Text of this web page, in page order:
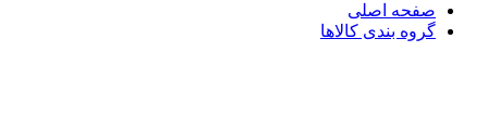
صفحه اصلی
گروه بندی کالاها